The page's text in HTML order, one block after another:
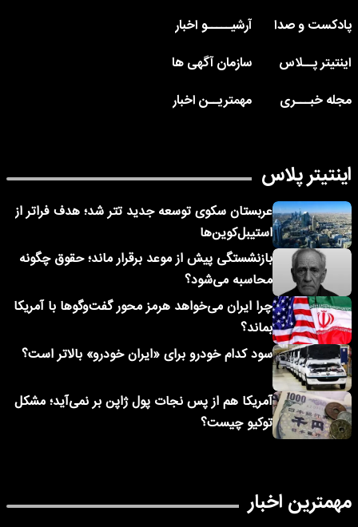
پادکست و صدا
آرشیـــــو اخبار
اینتیتر پــلاس
سازمان آگهی ها
مجله خبـــری
مهمتریــن اخبار
اینتیتر پلاس
عربستان سکوی توسعه جدید تتر شد؛ هدف فراتر از
استیبل‌کوین‌ها
بازنشستگی پیش از موعد برقرار ماند؛ حقوق چگونه
محاسبه می‌شود؟
چرا ایران می‌خواهد هرمز محور گفت‌وگوها با آمریکا
بماند؟
سود کدام خودرو برای «ایران خودرو» بالاتر است؟
آمریکا هم از پس نجات پول ژاپن بر نمی‌آید؛ مشکل
توکیو چیست؟
مهمترین اخبار